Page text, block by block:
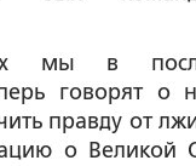
мы в
говорят о
правду от
о Великой